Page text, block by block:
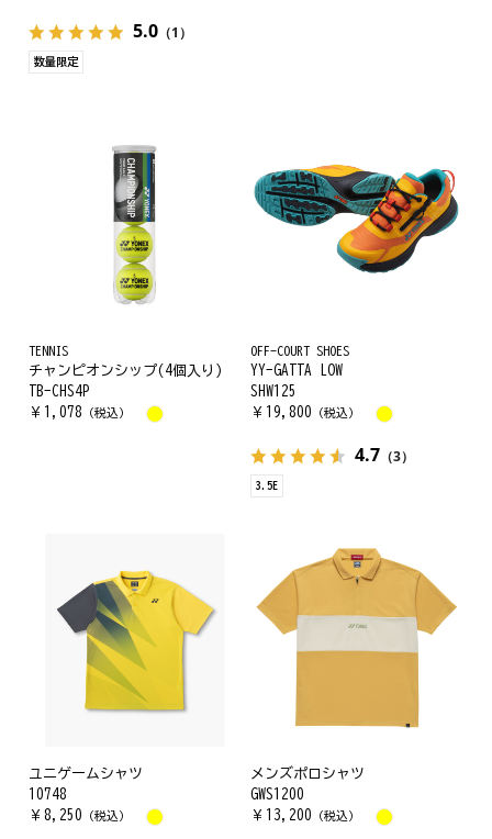
5.0 （1）
数量限定
TENNIS
チャンピオンシップ(4個入り)
TB-CHS4P
￥ 1,078 （税込）
OFF-COURT SHOES
YY-GATTA LOW
SHW125
￥ 19,800 （税込）
4.7（3）
3.5E
ユニゲームシャツ
10748
￥ 8,250 （税込）
メンズポロシャツ
GWS1200
￥ 13,200 （税込）